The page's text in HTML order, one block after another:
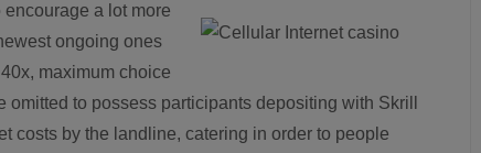
a lot more
ongoing ones
maximum choice
to possess participants depositing with Skrill
costs by the landline, catering in order to people